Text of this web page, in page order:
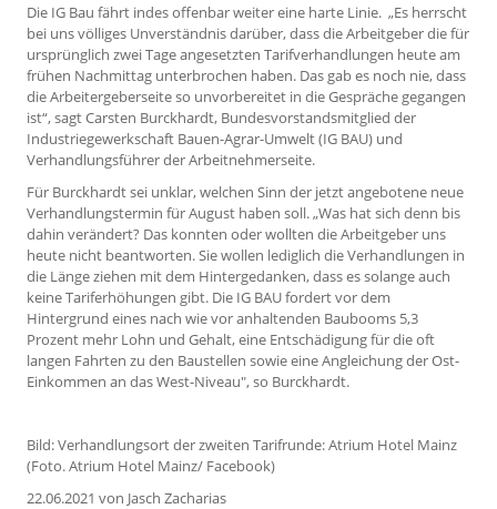
Die IG Bau fährt indes offenbar weiter eine harte Linie. „Es herrscht
bei uns völliges Unverständnis darüber, dass die Arbeitgeber die für
ursprünglich zwei Tage angesetzten Tarifverhandlungen heute am
frühen Nachmittag unterbrochen haben. Das gab es noch nie, dass
die Arbeitergeberseite so unvorbereitet in die Gespräche gegangen
ist“, sagt Carsten Burckhardt, Bundesvorstandsmitglied der
Industriegewerkschaft Bauen-Agrar-Umwelt (IG BAU) und
Verhandlungsführer der Arbeitnehmerseite.
Für Burckhardt sei unklar, welchen Sinn der jetzt angebotene neue
Verhandlungstermin für August haben soll. „Was hat sich denn bis
dahin verändert? Das konnten oder wollten die Arbeitgeber uns
heute nicht beantworten. Sie wollen lediglich die Verhandlungen in
die Länge ziehen mit dem Hintergedanken, dass es solange auch
keine Tariferhöhungen gibt. Die IG BAU fordert vor dem
Hintergrund eines nach wie vor anhaltenden Baubooms 5,3
Prozent mehr Lohn und Gehalt, eine Entschädigung für die oft
langen Fahrten zu den Baustellen sowie eine Angleichung der Ost-
Einkommen an das West-Niveau", so Burckhardt.
Bild: Verhandlungsort der zweiten Tarifrunde: Atrium Hotel Mainz
(Foto. Atrium Hotel Mainz/ Facebook)
22.06.2021 von Jasch Zacharias